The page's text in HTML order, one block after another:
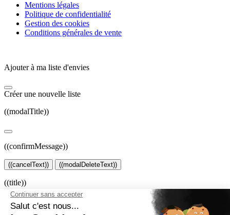
Mentions légales
Politique de confidentialité
Gestion des cookies
Conditions générales de vente
Ajouter à ma liste d'envies
Créer une nouvelle liste
((modalTitle))
((confirmMessage))
((cancelText)) ((modalDeleteText))
((title))
((label))